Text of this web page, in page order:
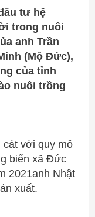
tư hệ
trong nuôi
anh Trần
(Mộ Đức),
của tỉnh
nuôi trồng
cát với quy mô
biển xã Đức
2021anh Nhật
xuất.